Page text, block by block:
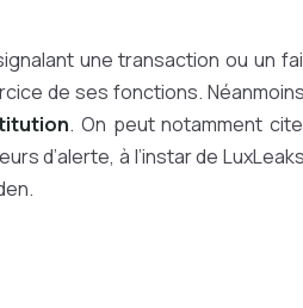
une transaction ou un
de ses fonctions.
. On peut notamment
d’alerte, à l’instar de